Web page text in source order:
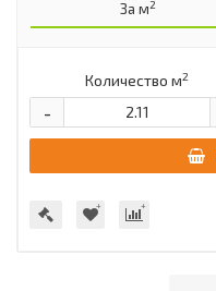
За м2
Количество м2
-